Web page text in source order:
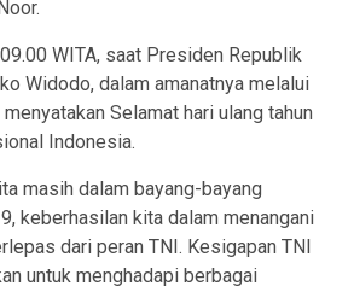
WITA, saat Presiden Republik
Widodo, dalam amanatnya melalui
Selamat hari ulang tahun
Indonesia.
masih dalam bayang-bayang
keberhasilan kita dalam menangani
dari peran TNI. Kesigapan TNI
untuk menghadapi berbagai